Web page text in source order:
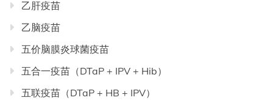
乙肝疫苗
乙脑疫苗
五价脑膜炎球菌疫苗
五合一疫苗（DTaP + IPV + Hib）
五联疫苗（DTaP + HB + IPV）